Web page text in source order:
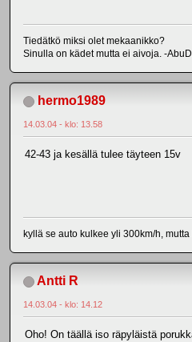
Tiedätkö miksi olet mekaanikko?
Sinulla on kädet mutta ei aivoja. -
hermo1989
14.03.04 - klo: 13.58
42-43 ja kesällä tulee täyteen 15v
kyllä se auto kulkee yli 300km/h,
Antti R
14.03.04 - klo: 14.12
Oho! On täällä iso räpyläistä